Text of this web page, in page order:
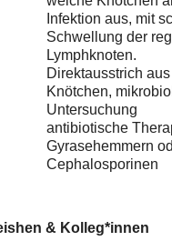
Infektion aus, mit
Schwellung der
Lymphknoten.
Direktausstrich
Knötchen,
Untersuchung
antibiotische
Gyrasehemmern
Cephalosporinen
& Kolleg*innen